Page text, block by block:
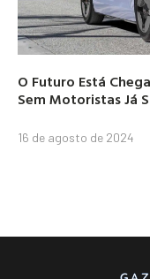
O Futuro Está
Sem Motoristas Já
16 de agosto de 2024